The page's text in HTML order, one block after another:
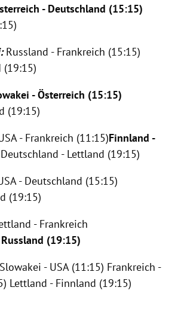
- Deutschland (15:15)
Russland - Frankreich (15:15)
(19:15)
-Österreich (15:15)
(19:15)
- Frankreich (11:15)Finnland -
Deutschland - Lettland (19:15)
- Deutschland (15:15)
(19:15)
- Frankreich
Russland (19:15)
Slowakei - USA(11:15) Frankreich -
Lettland - Finnland (19:15)